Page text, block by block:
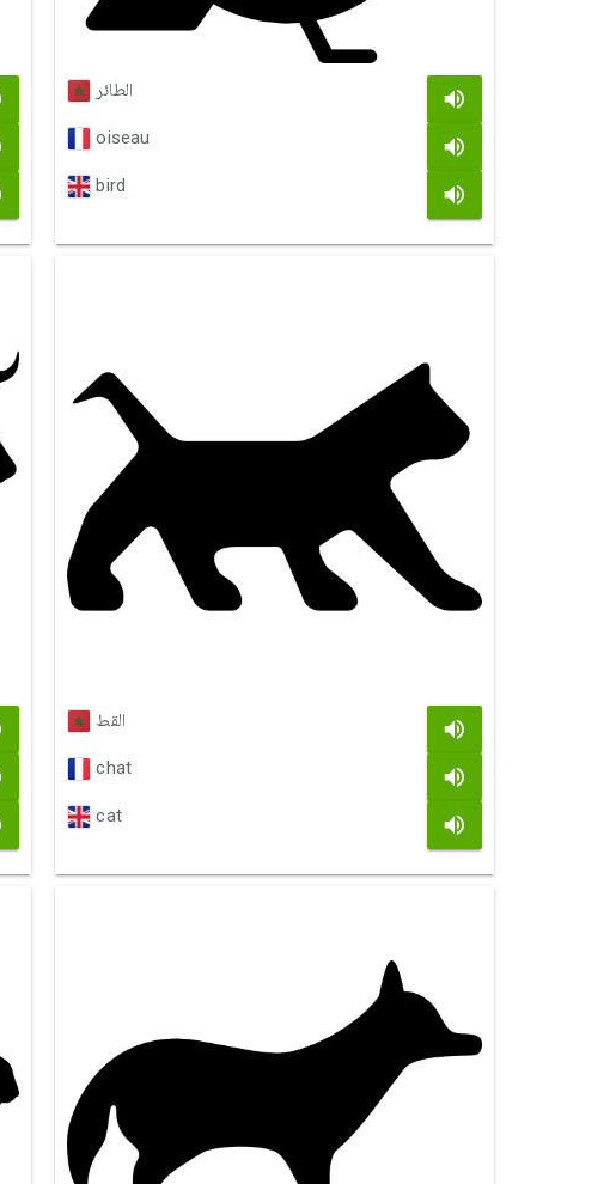
الطائر
oiseau
bird
القط
chat
cat